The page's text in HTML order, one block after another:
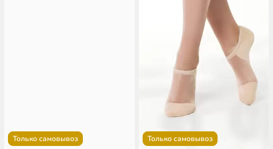
Только самовывоз Только самовывоз